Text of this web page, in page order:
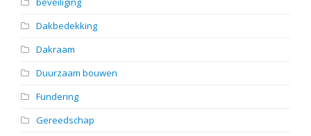
Dakbedekking
Dakraam
Duurzaam bouwen
Fundering
Gereedschap